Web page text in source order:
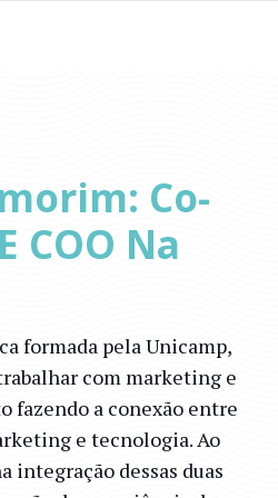
Co-
COO Na
formada pela Unicamp,
com marketing e
fazendo a conexão entre
e tecnologia. Ao
integração dessas duas